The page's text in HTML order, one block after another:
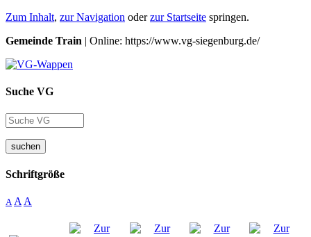
Zum Inhalt, zur Navigation oderzur Startseite springen.
Gemeinde Train | Online: https://www.vg-siegenburg.de/
Suche VG
suchen
Schriftgröße
A A A